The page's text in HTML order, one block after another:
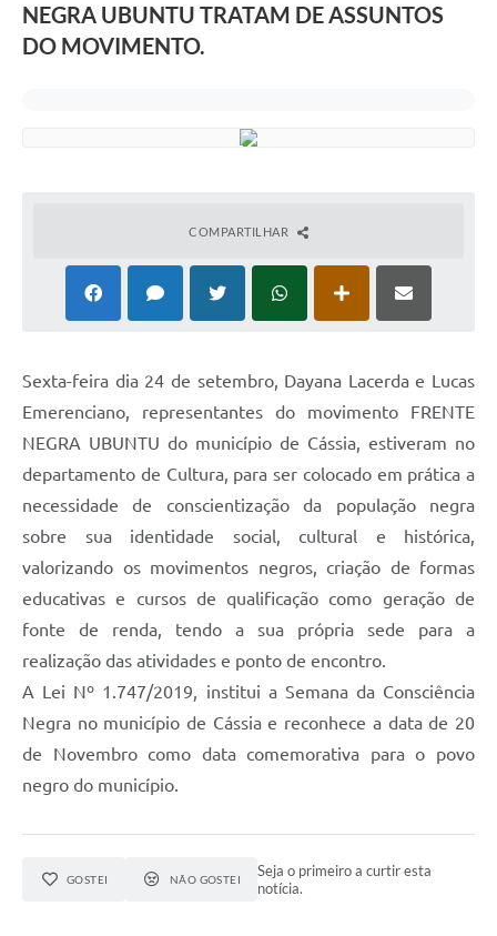
Minas Consciente
Acervo de livros Biblioteca Dr. Octávio Augusto Borges
A Nossa Cidade
Projetos
Legislação e Decretos Municipais
Links
Serviços Online
Agenda
Boletim de Vigilância em Saúde
Contato
NEGRA UBUNTU TRATAM DE ASSUNTOS
DO MOVIMENTO.
COMPARTILHAR
Sexta-feira dia 24 de setembro, Dayana Lacerda e Lucas
Emerenciano, representantes do movimento FRENTE
NEGRA UBUNTU do município de Cássia, estiveram no
departamento de Cultura, para ser colocado em prática a
necessidade de conscientização da população negra
sobre sua identidade social, cultural e histórica,
valorizando os movimentos negros, criação de formas
educativas e cursos de qualificação como geração de
fonte de renda, tendo a sua própria sede para a
realização das atividades e ponto de encontro.
A Lei Nº 1.747/2019, institui a Semana da Consciência
Negra no município de Cássia e reconhece a data de 20
de Novembro como data comemorativa para o povo
negro do município.
GOSTEI NÃO GOSTEI
Seja o primeiro a curtir esta
notícia.